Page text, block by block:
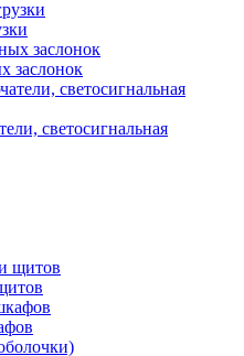
заслонок
светосигнальная